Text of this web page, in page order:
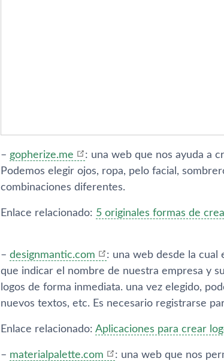
– gopherize.me
: una web que nos ayuda a
Podemos elegir ojos, ropa, pelo facial,
combinaciones diferentes.
Enlace relacionado: 5 originales formas de
– designmantic.com
: una web desde la cual
que indicar el nombre de nuestra empresa y
logos de forma inmediata. una vez elegido,
nuevos textos, etc. Es necesario registrarse
Enlace relacionado: Aplicaciones para crear
– materialpalette.com
: una web que nos